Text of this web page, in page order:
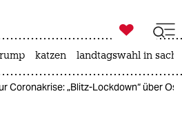
zahl ich
ich

taz zahl ich
katzen landtagswahl in
Coronakrise: „Blitz-Lockdown“ über